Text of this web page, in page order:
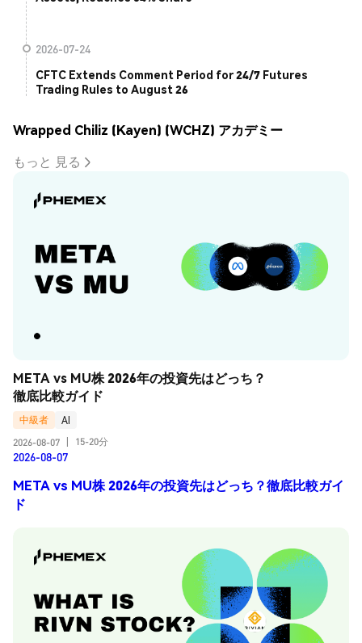
2026-07-24
CFTC Extends Comment Period for 24/7 Futures
Trading Rules to August 26
Wrapped Chiliz (Kayen) (WCHZ) アカデミー
もっと 見る
META vs MU株 2026年の投資先はどっち？
徹底比較ガイド
中級者
AI
2026-08-07
15-20分
2026-08-07
META vs MU株 2026年の投資先はどっち？徹底比較ガイ
ド